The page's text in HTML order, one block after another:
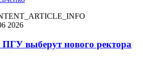
2026
ПГУ выберут нового ректора